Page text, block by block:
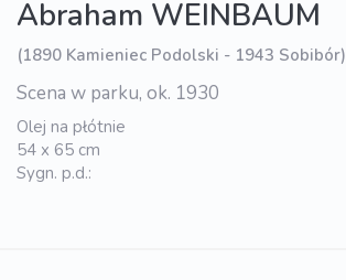
Abraham WEINBAUM
(1890 Kamieniec Podolski - 1943 Sobibór)
Scena w parku, ok. 1930
Olej na płótnie
54 x 65 cm
Sygn. p.d.: